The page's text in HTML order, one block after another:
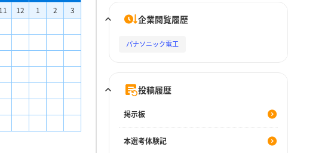
11 12 1 2
3
企業閲覧履歴
パナソニック電工
投稿履歴
掲示板
本選考体験記